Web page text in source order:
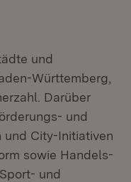
und
Württemberg,
Darüber
und
und City-Initiativen
sowie Handels-
und